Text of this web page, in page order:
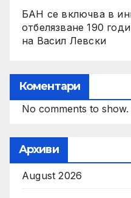
БАН се включва в
отбелязване 190
на Васил Левски
Коментари
No comments to show.
Архиви
August 2026